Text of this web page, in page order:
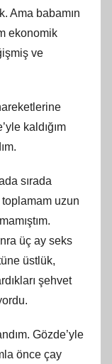
Ama babamın
ekonomik
ve
kaldığım
sırada
toplamam uzun
üç ay seks
üstlük,
şehvet
Gözde’yle
önce çay